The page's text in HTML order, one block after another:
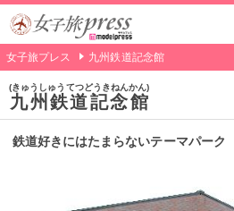
女子旅プレス 九州鉄道記念館
九州鉄道記念館
きゅうしゅうてつどうきねんかん
鉄道好きにはたまらないテーマパーク